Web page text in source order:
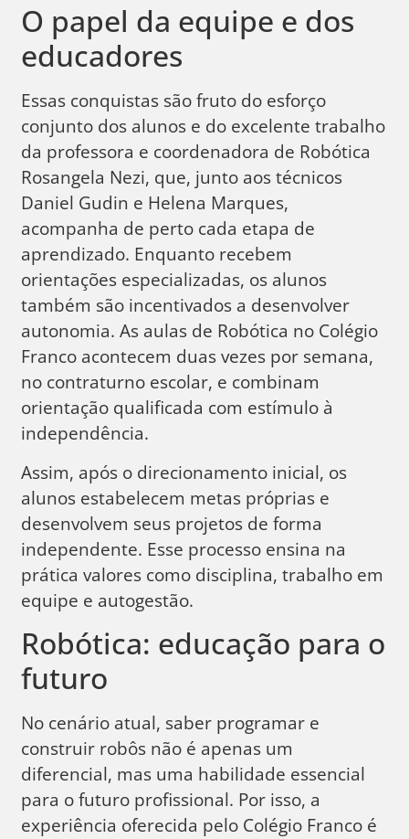
O papel da equipe e dos
educadores
Essas conquistas são fruto do esforço
conjunto dos alunos e do excelente trabalho
da professora e coordenadora de Robótica
Rosangela Nezi, que, junto aos técnicos
Daniel Gudin e Helena Marques,
acompanha de perto cada etapa de
aprendizado. Enquanto recebem
orientações especializadas, os alunos
também são incentivados a desenvolver
autonomia. As aulas de Robótica no Colégio
Franco acontecem duas vezes por semana,
no contraturno escolar, e combinam
orientação qualificada com estímulo à
independência.
Assim, após o direcionamento inicial, os
alunos estabelecem metas próprias e
desenvolvem seus projetos de forma
independente. Esse processo ensina na
prática valores como disciplina, trabalho em
equipe e autogestão.
Robótica: educação para o
futuro
No cenário atual, saber programar e
construir robôs não é apenas um
diferencial, mas uma habilidade essencial
para o futuro profissional. Por isso, a
experiência oferecida pelo Colégio Franco é